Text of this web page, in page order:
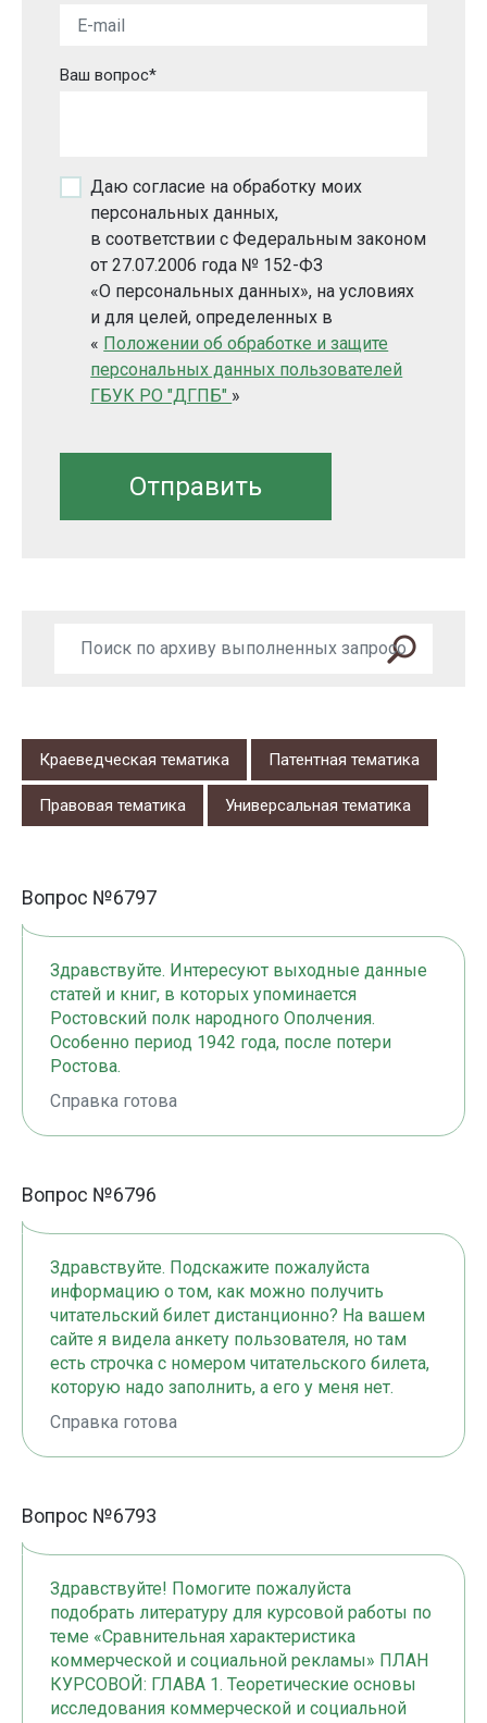
Ваш вопрос*
Даю согласие на обработку моих
персональных данных,
в соответствии с Федеральным законом
от 27.07.2006 года № 152-ФЗ
«О персональных данных», на условиях
и для целей, определенных в
« Положении об обработке и защите
персональных данных пользователей
ГБУК РО "ДГПБ" »
Краеведческая тематика Патентная тематика
Правовая тематика Универсальная тематика
Вопрос №6797
Здравствуйте. Интересуют выходные данные
статей и книг, в которых упоминается
Ростовский полк народного Ополчения.
Особенно период 1942 года, после потери
Ростова.
Справка готова
Вопрос №6796
Здравствуйте. Подскажите пожалуйста
информацию о том, как можно получить
читательский билет дистанционно? На вашем
сайте я видела анкету пользователя, но там
есть строчка с номером читательского билета,
которую надо заполнить, а его у меня нет.
Справка готова
Вопрос №6793
Здравствуйте! Помогите пожалуйста
подобрать литературу для курсовой работы по
теме «Сравнительная характеристика
коммерческой и социальной рекламы» ПЛАН
КУРСОВОЙ: ГЛАВА 1. Теоретические основы
исследования коммерческой и социальной